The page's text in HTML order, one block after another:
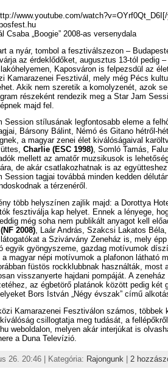
www.youtube.com/
Csaba „Boogie” 2008-as versenydala
a nyár, tombol a fesztiválszezon –
az érdeklődőket, augusztus 13-tól pedig
Kaposváron is felpezsdül az
Kamarazenei Fesztivál, mely még Pécs
Akik nem szeretik a komolyzenét, azok
részeként rendezik meg a Star Jam
majd fel.
Session stílusának legfontosabb eleme a
Bársony Bálint, Némó és Gitano hétről-
a magyar zenei élet kiválóságaival
Charlie (ESC 1998), Somló Tamás,
mellett az amatőr muzsikusok is
de akár csatlakozhatnak is az
Session tagjai továbbá minden kedden
a térzenéről.
több helyszínen zajlik majd: a Dorottya
fesztiválja kap helyet. Ennek a lényege,
még soha nem publikált anyagot kell
2008), Laár András, Szakcsi Lakatos
a Szivárvány Zeneház is, mely
egyik gyöngyszeme, gazdag motívumok
a magyar népi motívumok a plafonon látható
füstös rockklubbnak használták, most
visszanyerte hajdani pompáját. A
az égbetörő platánok között pedig
Bors István „Négy évszak” című
Kamarazenei Fesztiválon számos,
csillogtatja meg tudását, a
weboldalon, melyen akár interjúkat is
a Duna Televízió.
26. 20:46 | Kategória: Rajongunk 2